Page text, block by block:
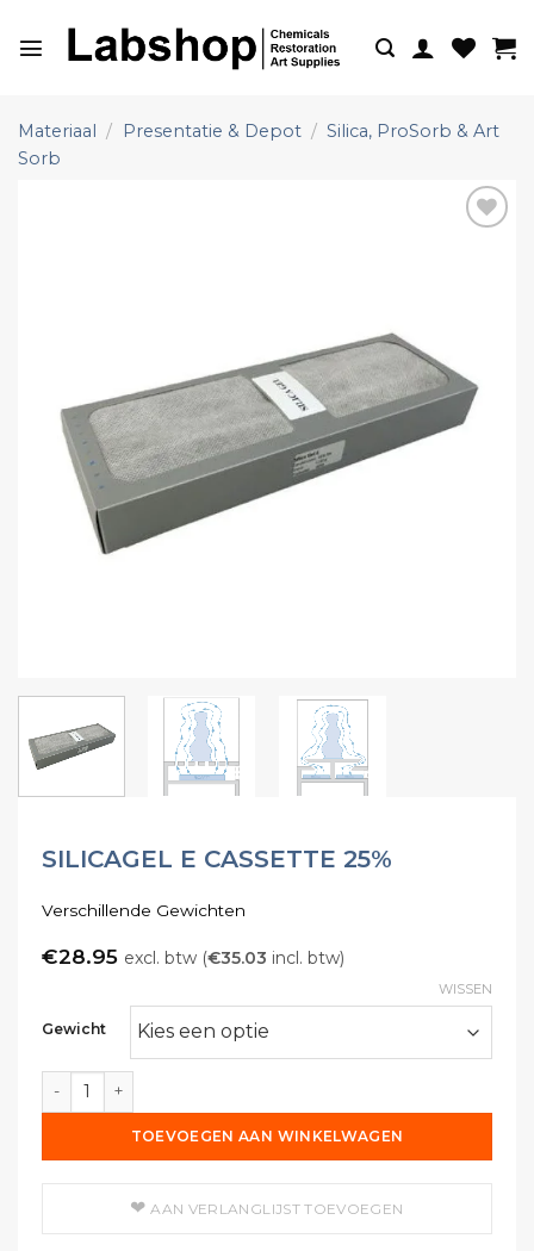
naar
Materiaal / Presentatie & Depot / Silica, ProSorb & Art
Sorb
SILICAGEL E CASSETTE 25%
Verschillende Gewichten
€28.95 excl. btw (€35.03 incl. btw)
Gewicht
WISSEN
Silicagel E Cassette 25% aantal
TOEVOEGEN AAN WINKELWAGEN
AAN VERLANGLIJST TOEVOEGEN